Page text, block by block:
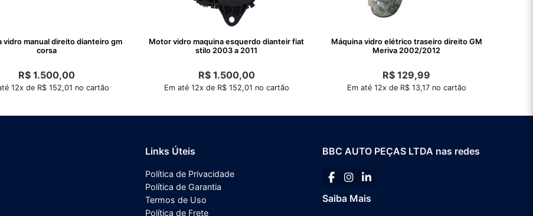
vidro manual direito dianteiro gm
corsa
R$1.500,00
12x de R$ 152,01 no cartão
Motor vidro maquina esquerdo dianteir fiat
stilo 2003 a 2011
R$1.500,00
Em até 12x de R$ 152,01 no cartão
Máquina vidro elétrico traseiro direito GM
Meriva 2002/2012
R$ 129,99
Em até 12x de R$ 13,17 no cartão
Links Úteis
Política de Privacidade
Política de Garantia
Termos de Uso
Política de Frete
BBC AUTO PEÇAS LTDA nas redes
Saiba Mais